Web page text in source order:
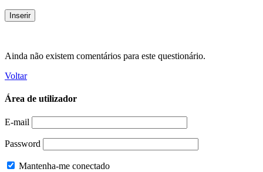
Ainda não existem comentários para este questionário.
Voltar
Área de utilizador
E-mail
Password
Mantenha-me conectado